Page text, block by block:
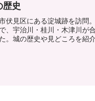
歴史
伏見区にある淀城跡を訪問
、宇治川・桂川・木津川が
。城の歴史や見どころを紹介